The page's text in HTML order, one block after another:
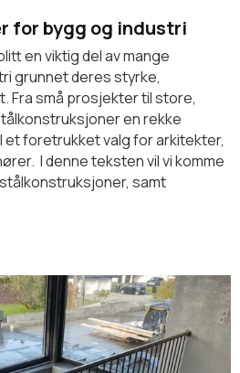
for bygg og industri
en viktig del av mange
grunnet deres styrke,
Fra små prosjekter til store,
en rekke
et foretrukket valg for arkitekter,
I denne teksten vil vi komme
samt